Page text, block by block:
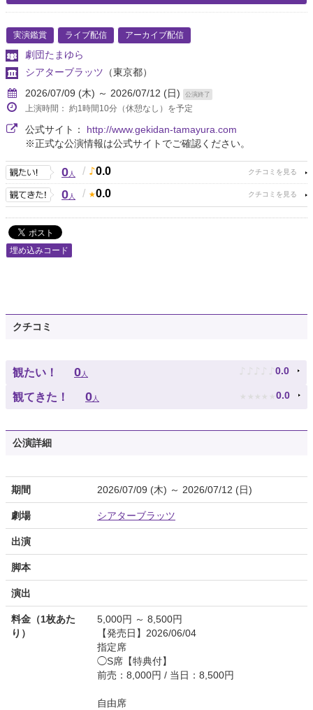
実演鑑賞 ライブ配信 アーカイブ配信
劇団たまゆら
シアターブラッツ （東京都）
2026/07/09 (木) ～ 2026/07/12 (日)
公演終了
上演時間： 約1時間10分（休憩なし）を予定
公式サイト： http://www.gekidan-tamayura.com
※正式な公演情報は公式サイトでご確認ください。
0人 / 0.0
0人 / 0.0
埋め込みコード
クチコミ
観たい！ 0人 ♪ ♪ ♪ ♪ ♪ 0.0
観てきた！ 0人 ★ ★ ★ ★ ★ 0.0
公演詳細
期間 2026/07/09 (木) ～ 2026/07/12 (日)
劇場 シアターブラッツ
出演
脚本
演出
料金（1枚あた
り）
5,000円 ～ 8,500円
【発売日】2026/06/04
指定席
◯S席【特典付】
前売：8,000円 / 当日：8,500円
自由席